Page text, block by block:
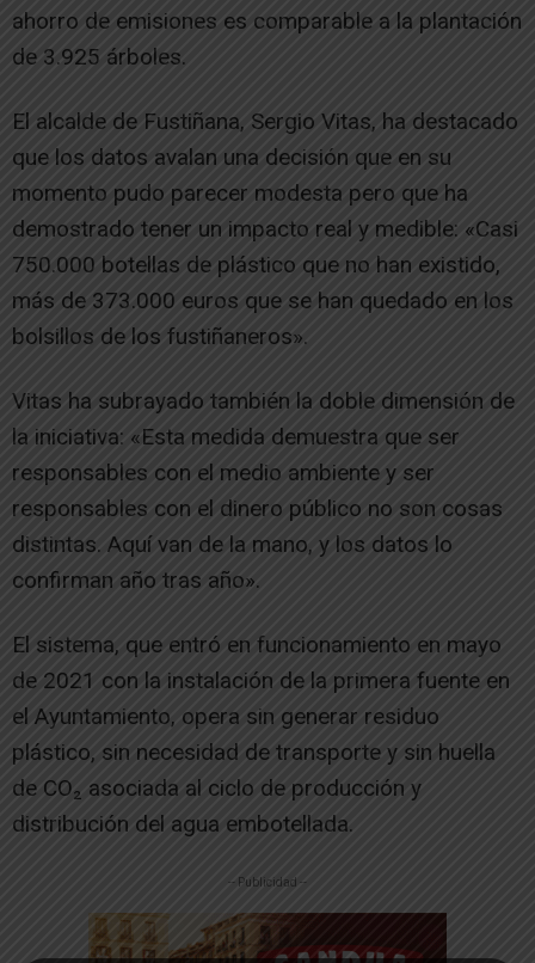
ahorro de emisiones es comparable a la plantación
de 3.925 árboles.
El alcalde de Fustiñana, Sergio Vitas, ha destacado
que los datos avalan una decisión que en su
momento pudo parecer modesta pero que ha
demostrado tener un impacto real y medible: «Casi
750.000 botellas de plástico que no han existido,
más de 373.000 euros que se han quedado en los
bolsillos de los fustiñaneros».
Vitas ha subrayado también la doble dimensión de
la iniciativa: «Esta medida demuestra que ser
responsables con el medio ambiente y ser
responsables con el dinero público no son cosas
distintas. Aquí van de la mano, y los datos lo
confirman año tras año».
El sistema, que entró en funcionamiento en mayo
de 2021 con la instalación de la primera fuente en
el Ayuntamiento, opera sin generar residuo
plástico, sin necesidad de transporte y sin huella
de CO₂ asociada al ciclo de producción y
distribución del agua embotellada.
-- Publicidad --